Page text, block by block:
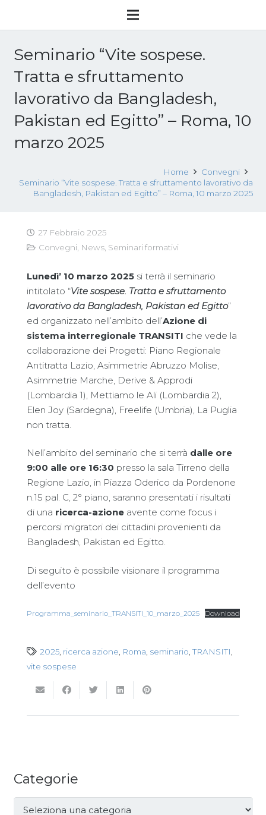
Seminario “Vite sospese.
Tratta e sfruttamento
lavorativo da Bangladesh,
Pakistan ed Egitto” – Roma, 10
marzo 2025
Home
Convegni
Seminario “Vite sospese. Tratta e sfruttamento lavorativo da
Bangladesh, Pakistan ed Egitto” – Roma, 10 marzo 2025
27 Febbraio 2025
Convegni News Seminari formativi
Lunedì’ 10 marzo 2025 si terrà il seminario
intitolato “Vite sospese. Tratta e sfruttamento
lavorativo da Bangladesh, Pakistan ed Egitto”
ed organizzato nell’ambito dell’Azione di
sistema interregionale TRANSITI che vede la
collaborazione dei Progetti: Piano Regionale
Antitratta Lazio, Asimmetrie Abruzzo Molise,
Asimmetrie Marche, Derive & Approdi
(Lombardia 1), Mettiamo le Ali (Lombardia 2),
Elen Joy (Sardegna), Freelife (Umbria), La Puglia
non tratta.
Nell’ambito del seminario che si terrà dalle ore
9:00 alle ore 16:30 presso la sala Tirreno della
Regione Lazio, in Piazza Oderico da Pordenone
n.15 pal. C, 2° piano, saranno presentati i risultati
di una ricerca-azione avente come focus i
percorsi migratori dei cittadini provenienti da
Bangladesh, Pakistan ed Egitto.
Di seguito è possibile visionare il programma
dell’evento
Programma_seminario_TRANSITI_10_marzo_2025 Download
2025, ricerca azione, Roma, seminario,TRANSITI,
vite sospese
Categorie
Categorie